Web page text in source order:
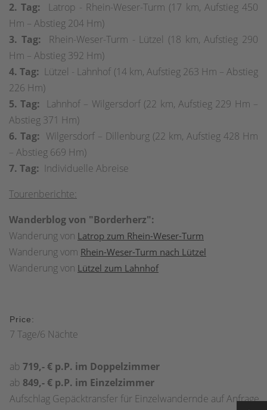
2. Tag: Latrop - Rhein-Weser-Turm (17 km, Aufstieg 450
Hm – Abstieg 204 Hm)
3. Tag:
Rhein-Weser-Turm - Lützel (18 km, Aufstieg 290
Hm – Abstieg 392 Hm)
4. Tag: Lützel - Lahnhof (14 km, Aufstieg 263 Hm – Abstieg
226 Hm)
5. Tag: Lahnhof – Wilgersdorf (22 km, Aufstieg 229 Hm –
Abstieg 371 Hm)
6. Tag: Wilgersdorf – Dillenburg (22 km, Aufstieg 428 Hm
– Abstieg 669 Hm)
7. Tag: Individuelle Abreise
Tourenberichte:
Wanderblog von "Borderherz":
Wanderung von Latrop zum Rhein-Weser-Turm
Wanderung vom Rhein-Weser-Turm nach Lützel
Wanderung von Lützel zum Lahnhof
Price:
7 Tage/6 Nächte
ab 719,- € p.P. im Doppelzimmer
ab 849,- € p.P. im Einzelzimmer
Aufschlag Gepäcktransfer für Einzelwandernde auf Anfrage